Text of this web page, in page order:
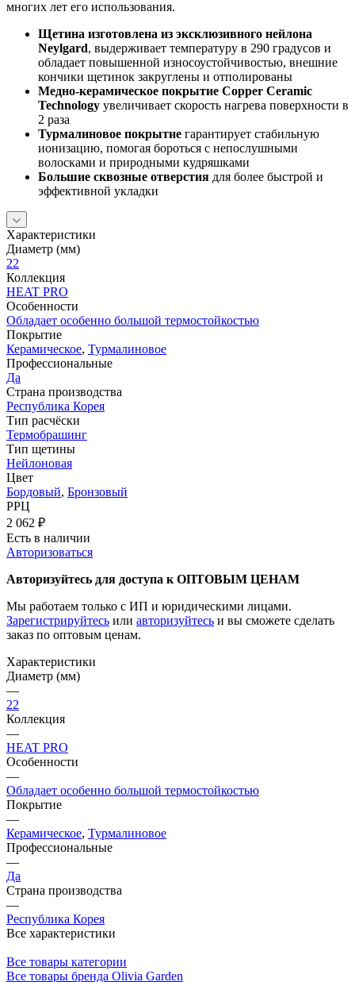
многих лет его использования.
Щетина изготовлена из эксклюзивного нейлона
Neylgard, выдерживает температуру в 290 градусов и
обладает повышенной износоустойчивостью, внешние
кончики щетинок закруглены и отполированы
Медно-керамическое покрытие Copper Ceramic
Technology увеличивает скорость нагрева поверхности в
2 раза
Турмалиновое покрытие гарантирует стабильную
ионизацию, помогая бороться с непослушными
волосками и природными кудряшками
Большие сквозные отверстия для более быстрой и
эффективной укладки
Характеристики
Диаметр (мм)
22
Коллекция
HEAT PRO
Особенности
Обладает особенно большой термостойкостью
Покрытие
Керамическое, Турмалиновое
Профессиональные
Да
Страна производства
Республика Корея
Тип расчёски
Термобрашинг
Тип щетины
Нейлоновая
Цвет
Бордовый, Бронзовый
РРЦ
2 062 ₽
Есть в наличии
Авторизоваться
Авторизуйтесь для доступа к ОПТОВЫМ ЦЕНАМ
Мы работаем только с ИП и юридическими лицами.
Зарегистрируйтесь или авторизуйтесь и вы сможете сделать
заказ по оптовым ценам.
Характеристики
Диаметр (мм)
—
22
Коллекция
—
HEAT PRO
Особенности
—
Обладает особенно большой термостойкостью
Покрытие
—
Керамическое, Турмалиновое
Профессиональные
—
Да
Страна производства
—
Республика Корея
Все характеристики
Все товары категории
Все товары бренда Olivia Garden